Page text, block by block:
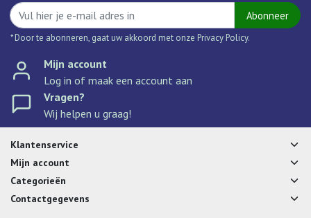
Abonneer
* Door te abonneren, gaat uw akkoord met onze Privacy Policy.
Mijn account
Log in of maak een account aan
Vragen?
Wij helpen u graag!
Klantenservice
Mijn account
Categorieën
Contactgegevens